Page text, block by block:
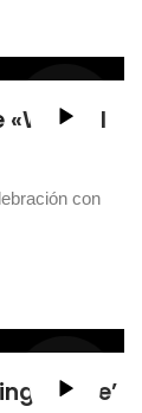
I
con
On Me’